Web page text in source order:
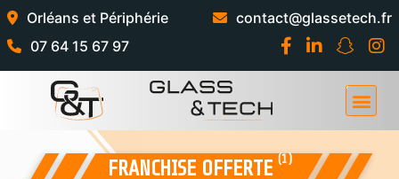
Orléans et Périphérie
contact@glassetech.fr
07 64 15 67 97
FRANCHISE OFFERTE (1)